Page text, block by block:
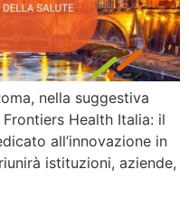
nella suggestiva
Health Italia: il
all’innovazione in
istituzioni, aziende,